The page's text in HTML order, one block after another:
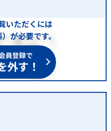
いただくには
が必要です。
員登録で
外す！